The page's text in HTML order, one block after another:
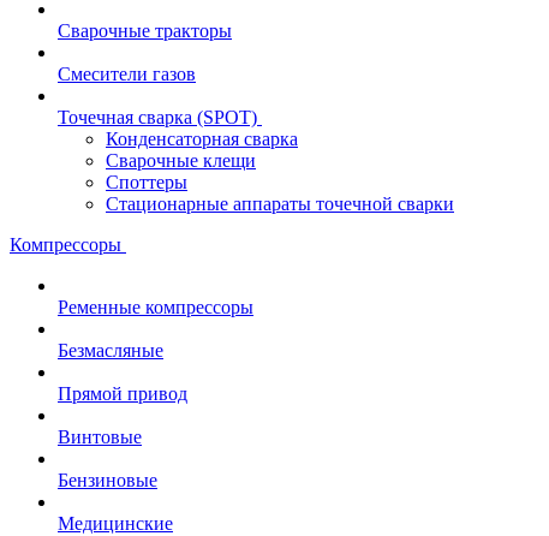
Сварочные тракторы
Смесители газов
Точечная сварка (SPOT)
Конденсаторная сварка
Сварочные клещи
Споттеры
Стационарные аппараты точечной сварки
Компрессоры
Ременные компрессоры
Безмасляные
Прямой привод
Винтовые
Бензиновые
Медицинские